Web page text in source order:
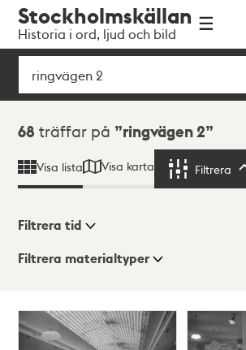
navigationen
huvudinnehållet
Stockholmskällan
Historia i ord, ljud och bild
Sök
Sökresultat
68 träffar på ringvägen 2
Visa lista Visa karta Filtrera
Visningsläge
Lista
Karta
Filtrera tid
Filtrera materialtyper
träffar